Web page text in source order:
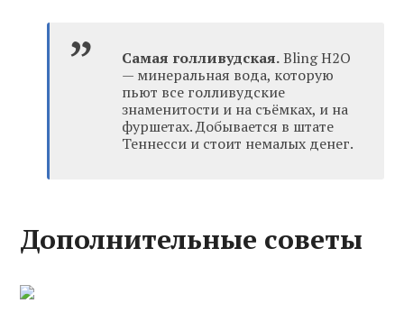
Самая голливудская.Bling H2O
— минеральная вода, которую
пьют все голливудские
знаменитости и на съёмках, и на
фуршетах. Добывается в штате
Теннесси и стоит немалых денег.
Дополнительные советы